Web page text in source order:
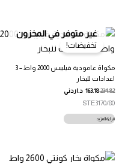
غير متوفر في المخزون
تخفيضات!
مكواة عامودية فيليبس 2000 واط – 3
اعدادات للبخار
234.82
163.18 د.اردني
STE3170/80
قراءة المزيد